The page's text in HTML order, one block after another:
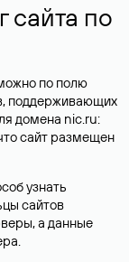
сайта по
по полю
поддерживающих
домена nic.ru:
сайт размещен
узнать
сайтов
а данные